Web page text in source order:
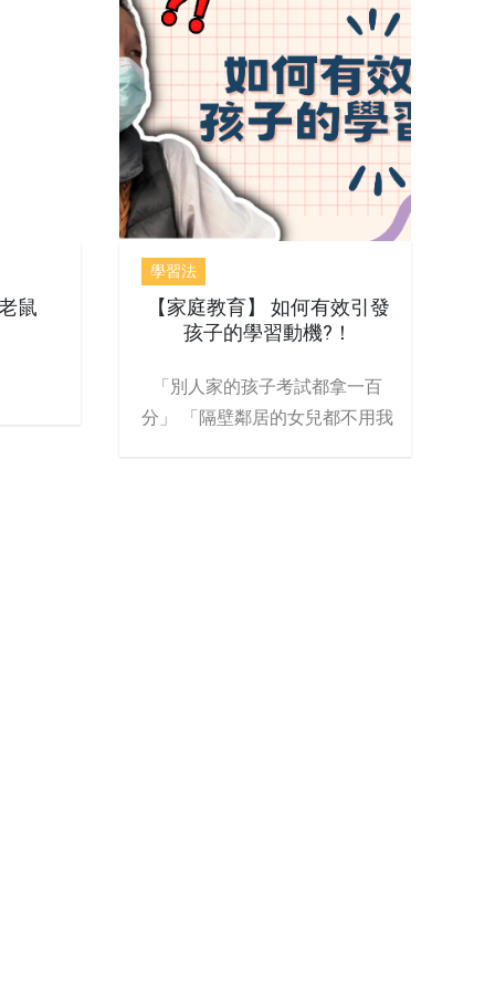
鼠
學習法
【家庭教育】 如何有效引發
孩子的學習動機?！
「別人家的孩子考試都拿一百
分」 「隔壁鄰居的女兒都不用我